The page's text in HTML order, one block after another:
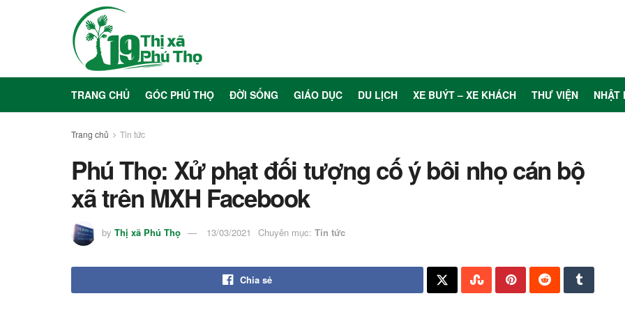
TRANG CHỦ GÓC PHÚ THỌ ĐỜI SỐNG GIÁO DỤC DU LỊCH XE BUÝT – XE KHÁCH THƯ VIỆN NHẬT
Trang chủ Tin tức
Phú Thọ: Xử phạt đối tượng cố ý bôi nhọ cán bộ
xã trên MXH Facebook
by Thị xã Phú Thọ 13/03/2021 Chuyên mục: Tin tức
Chia sẻ